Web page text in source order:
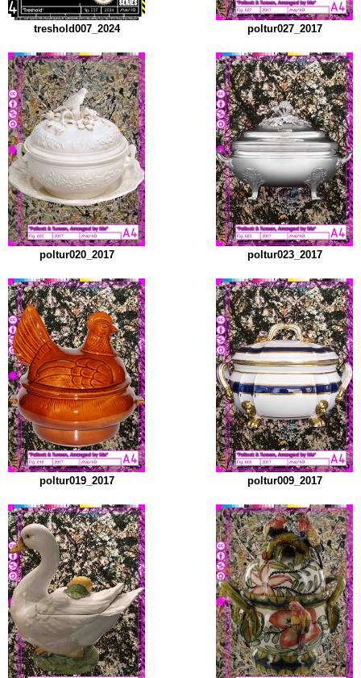
treshold007_2024 poltur027_2017
poltur020_2017 poltur023_2017
poltur019_2017 poltur009_2017